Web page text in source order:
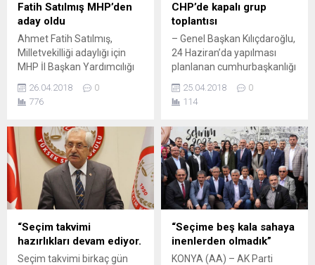
Fatih Satılmış MHP’den
aday oldu
Ahmet Fatih Satılmış,
Milletvekilliği adaylığı için
MHP İl Başkan Yardımcılığı
26.04.2018
0
776
CHP’de kapalı grup
toplantısı
– Genel Başkan Kılıçdaroğlu,
24 Haziran’da yapılması
planlanan cumhurbaşkanlığı
seçimleriyle ilgili parti genel
merkezinde milletvekilleriyle
Milletvekili İnce: – “Ben
CHP’nin, Saadet Partisi’nin,
İYİ Parti’nin, HDP’nin kendi
adayının olmasını
matematik bilimine uygun
buluyorum. Doğrusu budur
diyorum. İnşallah öyle
olacaktır” – Denizli
25.04.2018
0
114
“Seçim takvimi
hazırlıkları devam ediyor.
Seçim takvimi birkaç gün
“Seçime beş kala sahaya
inenlerden olmadık”
KONYA (AA) – AK Parti